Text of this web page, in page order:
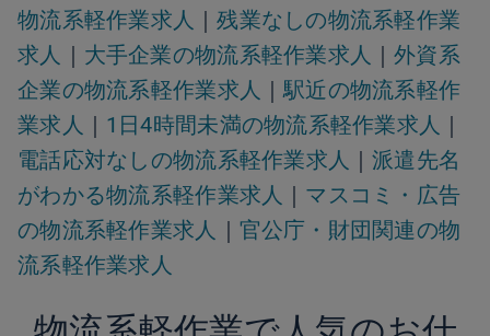
物流系軽作業求人 ｜残業なしの物流系軽作業
求人 ｜ 大手企業の物流系軽作業求人 ｜外資系
企業の物流系軽作業求人 ｜駅近の物流系軽作
業求人 ｜ 1日4時間未満の物流系軽作業求人 ｜
電話応対なしの物流系軽作業求人 ｜派遣先名
がわかる物流系軽作業求人 ｜ マスコミ・広告
の物流系軽作業求人 ｜ 官公庁・財団関連の物
流系軽作業求人